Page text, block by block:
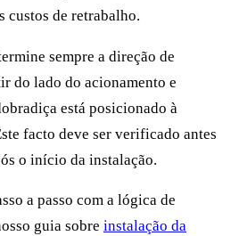
custos de retrabalho.
sempre a direção de
do lado do acionamento e
está posicionado à
facto deve ser verificado antes
o início da instalação.
a passo com a lógica de
guia sobre instalação da